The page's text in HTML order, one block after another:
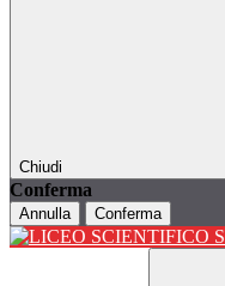
Chiudi
Conferma
Annulla Conferma